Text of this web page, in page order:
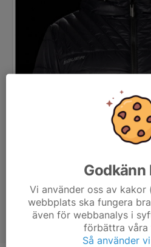
Godkänn
Vi använder oss av
webbplats ska fungera
även för webbanalys i
förbättra våra
Så använder